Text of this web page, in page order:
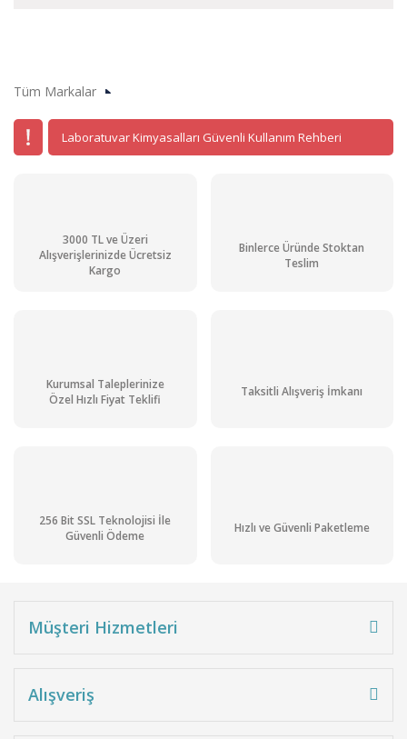
Tüm Markalar
Laboratuvar Kimyasalları Güvenli Kullanım Rehberi
3000 TL ve Üzeri
Alışverişlerinizde Ücretsiz
Kargo
Binlerce Üründe Stoktan
Teslim
Kurumsal Taleplerinize
Özel Hızlı Fiyat Teklifi
Taksitli Alışveriş İmkanı
256 Bit SSL Teknolojisi İle
Güvenli Ödeme
Hızlı ve Güvenli Paketleme
Müşteri Hizmetleri
Alışveriş